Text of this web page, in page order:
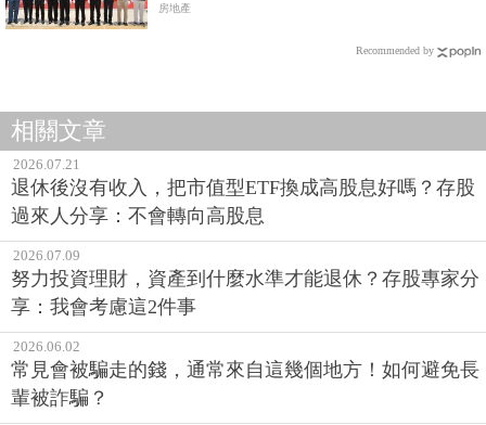
房地產
Recommended by
相關文章
2026.07.21
退休後沒有收入，把市值型ETF換成高股息好嗎？存股
過來人分享：不會轉向高股息
2026.07.09
努力投資理財，資產到什麼水準才能退休？存股專家分
享：我會考慮這2件事
2026.06.02
常見會被騙走的錢，通常來自這幾個地方！如何避免長
輩被詐騙？